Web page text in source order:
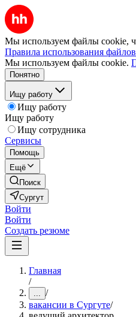
Мы используем файлы cookie,
Правила использования
Мы используем файлы cookie.
Понятно
Ищу работу
Ищу работу
Ищу работу
Ищу сотрудника
Сервисы
Помощь
Ещё
Поиск
Сургут
Войти
Войти
Создать резюме
Главная
/
... /
вакансии в Сургуте/